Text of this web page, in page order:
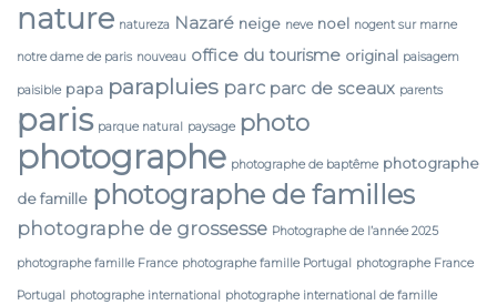
nature natureza Nazaré neige neve noel nogent sur marne
notre dame de paris nouveau office du tourisme original paisagem
paisible papa parapluies parc parc de sceaux parents
paris parque natural paysage photo
photographe photographe de baptême photographe
de famille photographe de familles
photographe de grossesse Photographe de l’année 2025
photographe famille France photographe famille Portugal photographe France
Portugal photographe international photographe international de famille